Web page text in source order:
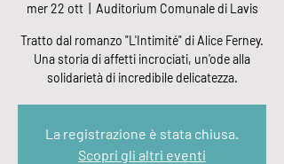
mer 22 ott
  |
Auditorium Comunale di Lavis
Tratto dal romanzo "L'Intimité" di Alice Ferney.
Una storia di affetti incrociati, un'ode alla
solidarietà di incredibile delicatezza.
La registrazione è stata chiusa.
Scopri gli altri eventi